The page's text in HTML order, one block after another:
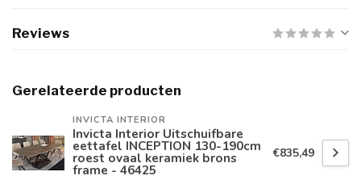
Reviews
Gerelateerde producten
INVICTA INTERIOR
Invicta Interior Uitschuifbare
eettafel INCEPTION 130-190cm
roest ovaal keramiek brons
frame - 46425
€835,49